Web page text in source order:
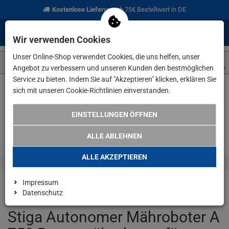
Kostenlose Lieferungab 75€ Bestellwert in DE
Stiga Autonomer Mähroboter A
Wir verwenden Cookies
Unser Online-Shop verwendet Cookies, die uns helfen, unser
Angebot zu verbessern und unseren Kunden den bestmöglichen
Service zu bieten. Indem Sie auf "Akzeptieren" klicken, erklären Sie
sich mit unseren Cookie-Richtlinien einverstanden.
EINSTELLUNGEN ÖFFNEN
ALLE ABLEHNEN
ALLE AKZEPTIEREN
Impressum
Datenschutz